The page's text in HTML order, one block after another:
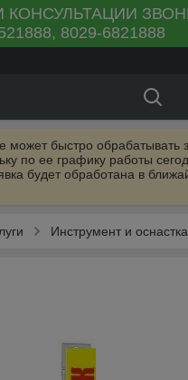
КОНСУЛЬТАЦИИ
8029-6821888
может быстро обрабатывать
по ее графику работы
будет обработана в
Инструмент и оснастка